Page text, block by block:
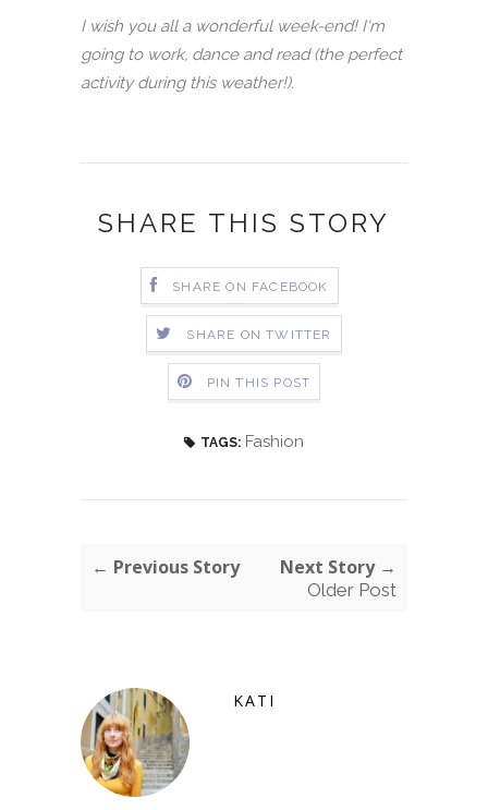
I wish you all a wonderful week-end! I'm
going to work, dance and read (the perfect
activity during this weather!).
SHARE THIS STORY
SHARE ON FACEBOOK
SHARE ON TWITTER
PIN THIS POST
TAGS: Fashion
← Previous Story Next Story →
Older Post
KATI